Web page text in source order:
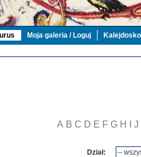
Moja galeria / Loguj
A B C D E F G H J
Dział: